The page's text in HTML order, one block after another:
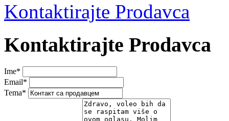
Kontaktirajte Prodavca
Kontaktirajte Prodavca
Ime*
Email*
Tema*